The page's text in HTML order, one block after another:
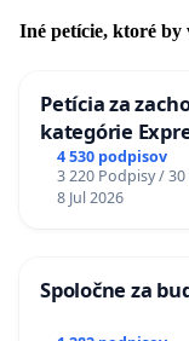
Iné petície, ktoré
Petícia za
kategórie
stanici Púchov
4 530 podpisov
3 220 Podpisy /
8 Jul 2026
Spoločne za